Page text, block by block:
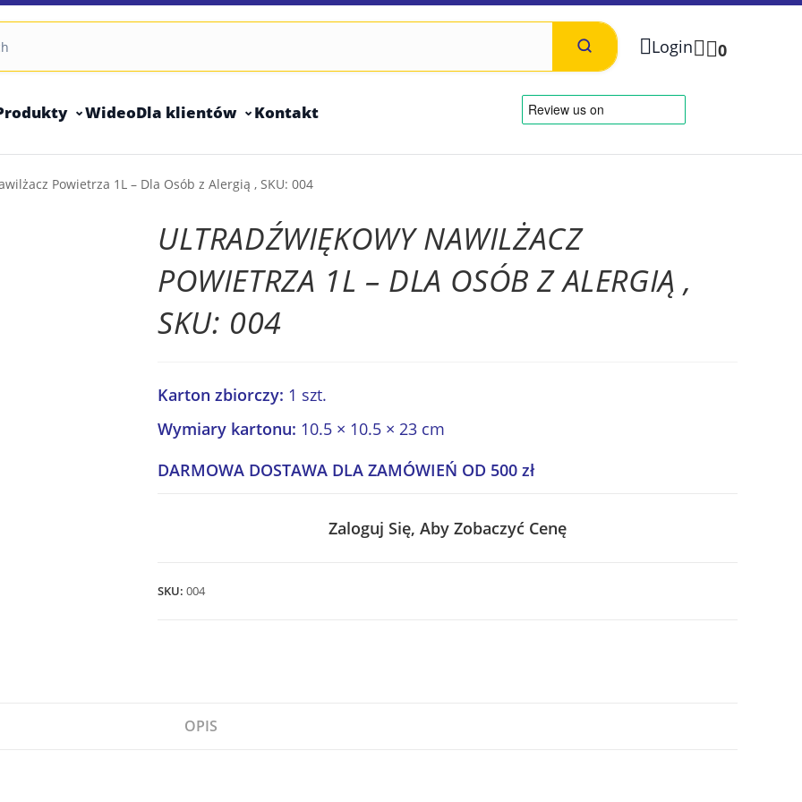
Login 0
WideoDla klientów Kontakt
Powietrza 1L – Dla Osób z Alergią , SKU: 004
ULTRADŹWIĘKOWY NAWILŻACZ
POWIETRZA 1L – DLA OSÓB Z ALERGIĄ ,
SKU: 004
Karton zbiorczy: 1 szt.
Wymiary kartonu: 10.5 × 10.5 × 23 cm
DARMOWA DOSTAWA DLA ZAMÓWIEŃ OD 500 zł
Zaloguj Się, Aby Zobaczyć Cenę
SKU: 004
OPIS